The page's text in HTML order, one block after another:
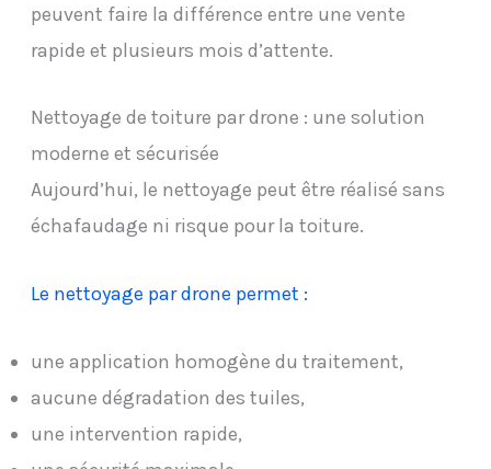
peuvent faire la différence entre une vente
rapide et plusieurs mois d’attente.
Nettoyage de toiture par drone : une solution
moderne et sécurisée
Aujourd’hui, le nettoyage peut être réalisé sans
échafaudage ni risque pour la toiture.
Le nettoyage par drone permet :
une application homogène du traitement,
aucune dégradation des tuiles,
une intervention rapide,